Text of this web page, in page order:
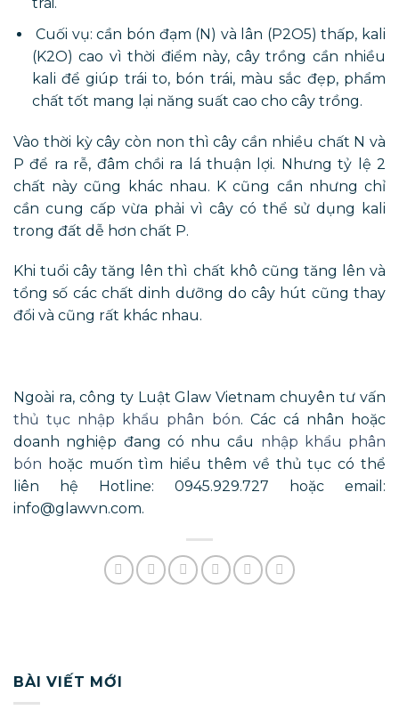
Cuối vụ: cần bón đạm (N) và lân (P2O5) thấp, kali
(K2O) cao vì thời điểm này, cây trồng cần nhiều
kali để giúp trái to, bón trái, màu sắc đẹp, phẩm
chất tốt mang lại năng suất cao cho cây trồng.
Vào thời kỳ cây còn non thì cây cần nhiều chất N và
P để ra rễ, đâm chồi ra lá thuận lợi. Nhưng tỷ lệ 2
chất này cũng khác nhau. K cũng cần nhưng chỉ
cần cung cấp vừa phải vì cây có thể sử dụng kali
trong đất dễ hơn chất P.
Khi tuổi cây tăng lên thì chất khô cũng tăng lên và
tổng số các chất dinh dưỡng do cây hút cũng thay
đổi và cũng rất khác nhau.
Ngoài ra, công ty Luật Glaw Vietnam chuyên tư vấn
thủ tục nhập khẩu phân bón. Các cá nhân hoặc
doanh nghiệp đang có nhu cầu nhập khẩu phân
bón hoặc muốn tìm hiểu thêm về thủ tục có thể
liên hệ Hotline: 0945.929.727 hoặc email:
info@glawvn.com.
BÀI VIẾT MỚI